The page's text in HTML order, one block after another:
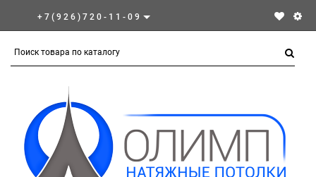
+7(926)720-11-09